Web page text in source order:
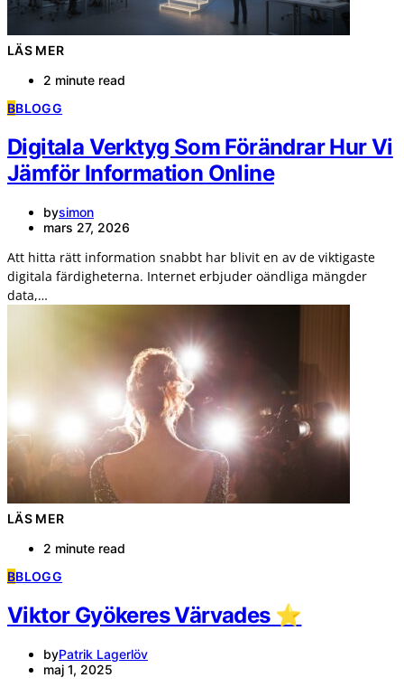
LÄS MER
2 minute read
BBLOGG
Digitala Verktyg Som Förändrar Hur Vi
Jämför Information Online
bysimon
mars 27, 2026
Att hitta rätt information snabbt har blivit en av de viktigaste
digitala färdigheterna. Internet erbjuder oändliga mängder
data,…
LÄS MER
2 minute read
BBLOGG
Viktor Gyökeres Värvades ⭐️
byPatrik Lagerlöv
maj 1, 2025